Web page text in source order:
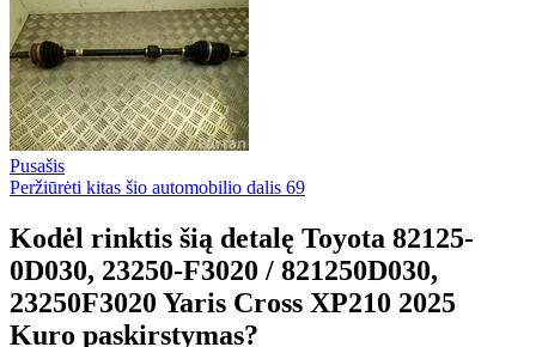
Pusašis
Peržiūrėti kitas šio automobilio dalis 69
Kodėl rinktis šią detalę Toyota 82125-
0D030, 23250-F3020 / 821250D030,
23250F3020 Yaris Cross XP210 2025
Kuro paskirstymas?